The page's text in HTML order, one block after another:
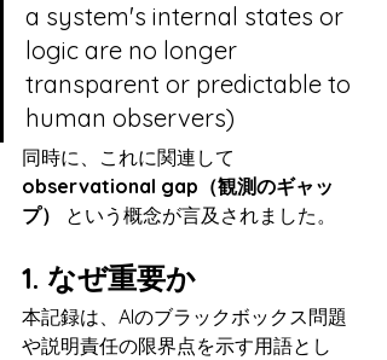
a system's internal states or
logic are no longer
transparent or predictable to
human observers)
同時に、これに関連して
observational gap（観測のギャッ
プ）
という概念が言及されました。
1. なぜ重要か
本記録は、AIのブラックボックス問題
や説明責任の限界点を示す用語とし